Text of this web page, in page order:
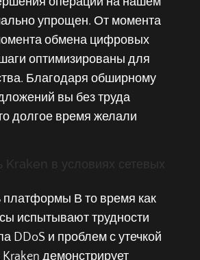
упрощен. От момента
обмена цифровых
оптимизированы для
Благодаря обширному
вы без труда
долгое время желали
Kraken в условиях сетевых
платформы В то время как
испытывают трудности
DDoS и проблем с утечкой
демонстрирует